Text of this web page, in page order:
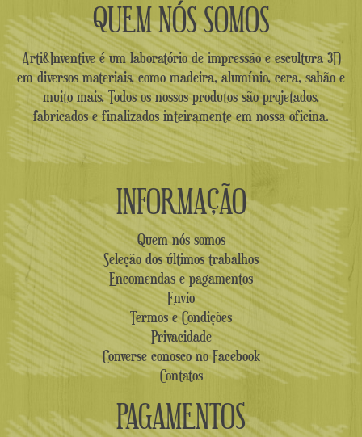
QUEM NÓS SOMOS
Arti&Inventive é um laboratório de impressão e escultura 3D
em diversos materiais, como madeira, alumínio, cera, sabão e
muito mais. Todos os nossos produtos são projetados,
fabricados e finalizados inteiramente em nossa oficina.
INFORMAÇÃO
Quem nós somos
Seleção dos últimos trabalhos
Encomendas e pagamentos
Envio
Termos e Condições
Privacidade
Converse conosco no Facebook
Contatos
PAGAMENTOS